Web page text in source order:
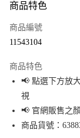
信用卡一次付款
Apple Pay
街口支付
悠遊付
商品特色
商品編號
11543104
商品特色
📢 點選下方放
視
📢 官網販售之
商品貨號：